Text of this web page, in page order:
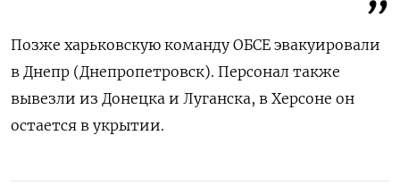
Позже харьковскую команду ОБСЕ эвакуировали
в Днепр (Днепропетровск). Персонал также
вывезли из Донецка и Луганска, в Херсоне он
остается в укрытии.